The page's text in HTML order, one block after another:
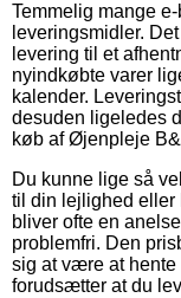
Temmelig mange
leveringsmidler.
levering til et
nyindkøbte varer
kalender.
desuden ligeledes
køb af Øjenpleje
Du kunne lige så
til din lejlighed eller
bliver ofte en
problemfri. Den
sig at være at
forudsætter at du